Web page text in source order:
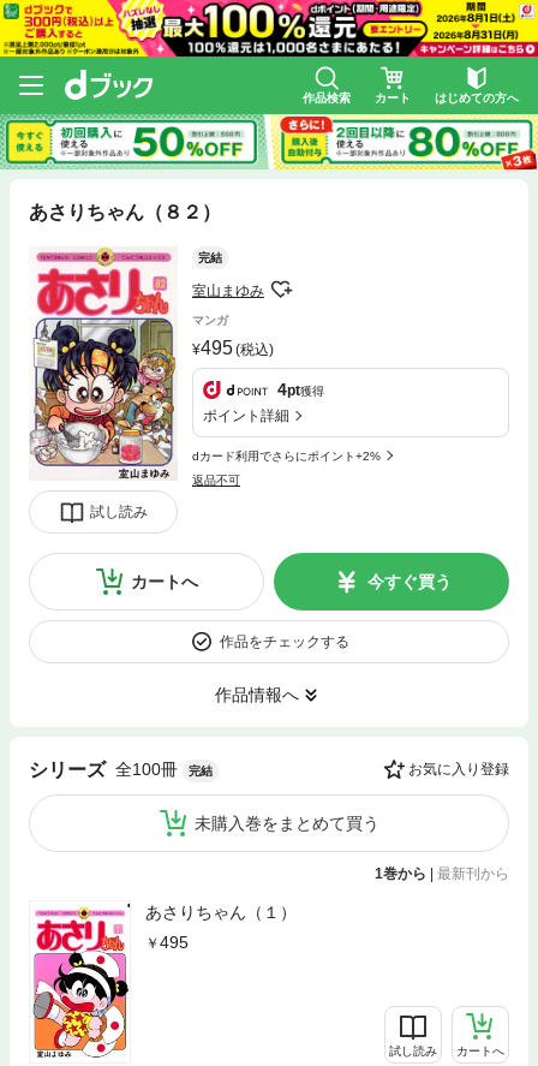
作品検索 カート はじめての方へ
あさりちゃん（８２）
試し読み
完結
室山まゆみ
マンガ
495(税込)
4pt獲得
ポイント詳細
dカード利用でさらにポイント+2%
返品不可
カートへ 今すぐ買う
作品をチェックする
作品情報へ
シリーズ 全100冊 完結 お気に入り登録
未購入巻をまとめて買う
1巻から 最新刊から
あさりちゃん（１）
495
試し読み カートへ